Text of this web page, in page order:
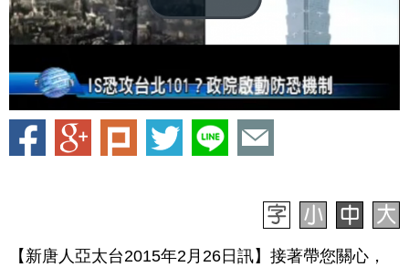
【新唐人亞太台2015年2月26日訊】接著帶您關心，